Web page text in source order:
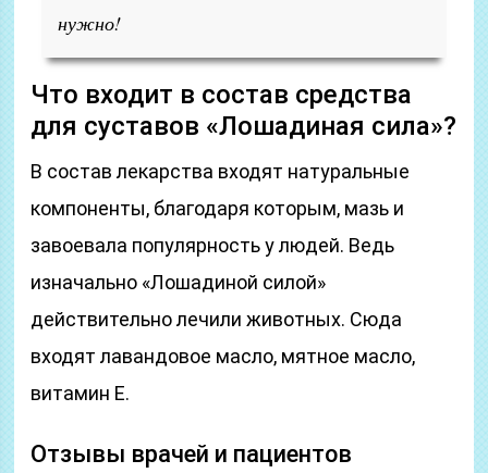
нужно!
Что входит в состав средства
для суставов «Лошадиная сила»?
В состав лекарства входят натуральные
компоненты, благодаря которым, мазь и
завоевала популярность у людей. Ведь
изначально «Лошадиной силой»
действительно лечили животных. Сюда
входят лавандовое масло, мятное масло,
витамин Е.
Отзывы врачей и пациентов